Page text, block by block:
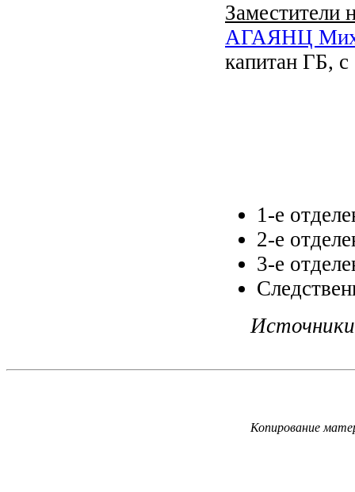
Заместители
АГАЯНЦ
капитан ГБ,
1-е
2-е
3-е
Копирование